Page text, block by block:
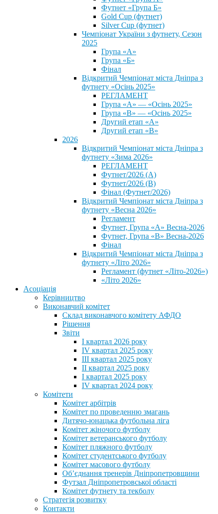
Футнет «Група Б»
Gold Cup (футнет)
Silver Cup (футнет)
Чемпіонат України з футнету, Сезон
2025
Група «А»
Група «Б»
Фінал
Відкритий Чемпіонат міста Дніпра з
футнету «Осінь 2025»
РЕГЛАМЕНТ
Група «А» — «Осінь 2025»
Група «В» — «Осінь 2025»
Другий етап «А»
Другий етап «В»
2026
Відкритий Чемпіонат міста Дніпра з
футнету «Зима 2026»
РЕГЛАМЕНТ
Футнет/2026 (А)
Футнет/2026 (В)
Фінал (Футнет/2026)
Відкритий Чемпіонат міста Дніпра з
футнету «Весна 2026»
Регламент
Футнет, Група «А» Весна-2026
Футнет, Група «В» Весна-2026
Фінал
Відкритий Чемпіонат міста Дніпра з
футнету «Літо 2026»
Регламент (футнет «Літо-2026»)
«Літо 2026»
Асоціація
Керівництво
Виконавчий комітет
Склад виконавчого комітету АФДО
Рішення
Звіти
I квартал 2026 року
IV квартал 2025 року
III квартал 2025 року
II квартал 2025 року
I квартал 2025 року
IV квартал 2024 року
Комітети
Комітет арбітрів
Комітет по проведенню змагань
Дитячо-юнацька футбольна ліга
Комітет жіночого футболу
Комітет ветеранського футболу
Комітет пляжного футболу
Комітет студентського футболу
Комітет масового футболу
Обʼєднання тренерів Дніпропетровщини
Футзал Дніпропетровської області
Комітет футнету та текболу
Стратегія розвитку
Контакти